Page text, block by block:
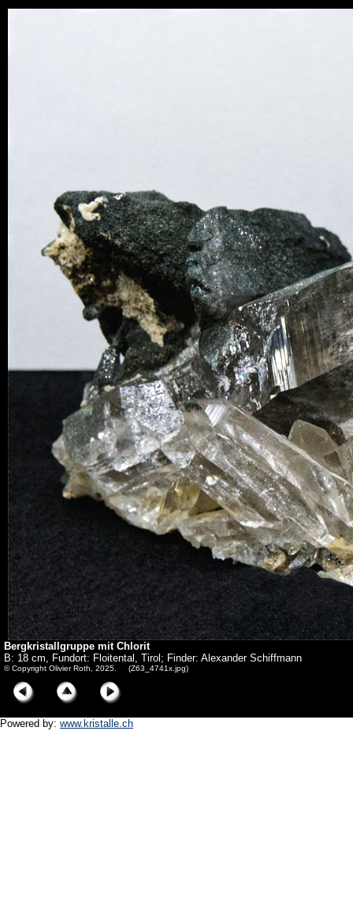
Bergkristallgruppe mit Chlorit
B: 18 cm, Fundort: Floitental, Tirol; Finder: Alexander Schiffmann
© Copyright Olivier Roth, 2025. (Z63_4741x.jpg)
Powered by: www.kristalle.ch